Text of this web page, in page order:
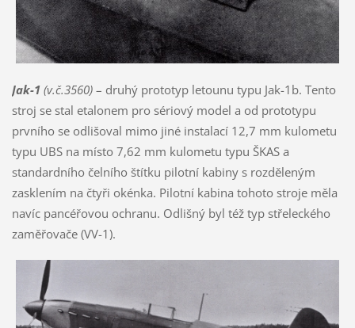
Jak-1 (v.č.3560)– druhý prototyp letounu typu Jak-1b. Tento
stroj se stal etalonem pro sériový model a od prototypu
prvního se odlišoval mimo jiné instalací 12,7 mm kulometu
typu UBS na místo 7,62 mm kulometu typu ŠKAS a
standardního čelního štítku pilotní kabiny s rozděleným
zasklením na čtyři okénka. Pilotní kabina tohoto stroje měla
navíc pancéřovou ochranu. Odlišný byl též typ střeleckého
zaměřovače (VV-1).